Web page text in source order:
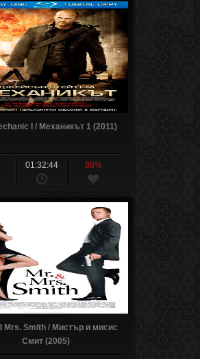
I / Механикът 1 (2011)
01:32:44 88%
Mrs. Smith / Мистър и мисис
Смит (2005)